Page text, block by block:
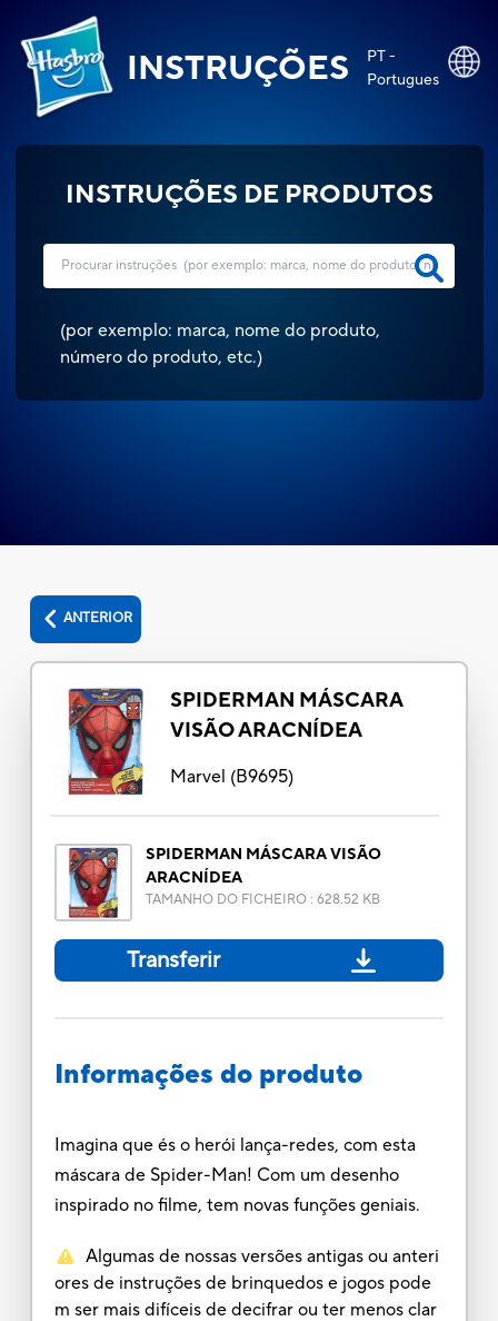
INSTRUÇÕES
PT -
Portugues
INSTRUÇÕES DE PRODUTOS
(por exemplo: marca, nome do produto,
número do produto, etc.)
ANTERIOR
SPIDERMAN MÁSCARA
VISÃO ARACNÍDEA
Marvel (B9695)
SPIDERMAN MÁSCARA VISÃO
ARACNÍDEA
TAMANHO DO FICHEIRO: 628.52 KB
Transferir
Informações do produto
Imagina que és o herói lança-redes, com esta
máscara de Spider-Man! Com um desenho
inspirado no filme, tem novas funções geniais.
Algumas de nossas versões antigas ou anteri
ores de instruções de brinquedos e jogos pode
m ser mais difíceis de decifrar ou ter menos clar